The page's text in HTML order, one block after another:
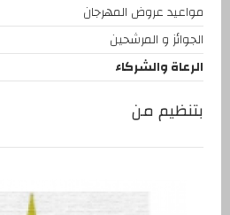
مواعيد عروض المهرجان
الجوائز و المرشحين
الرعاة والشركاء
بتنظيم من